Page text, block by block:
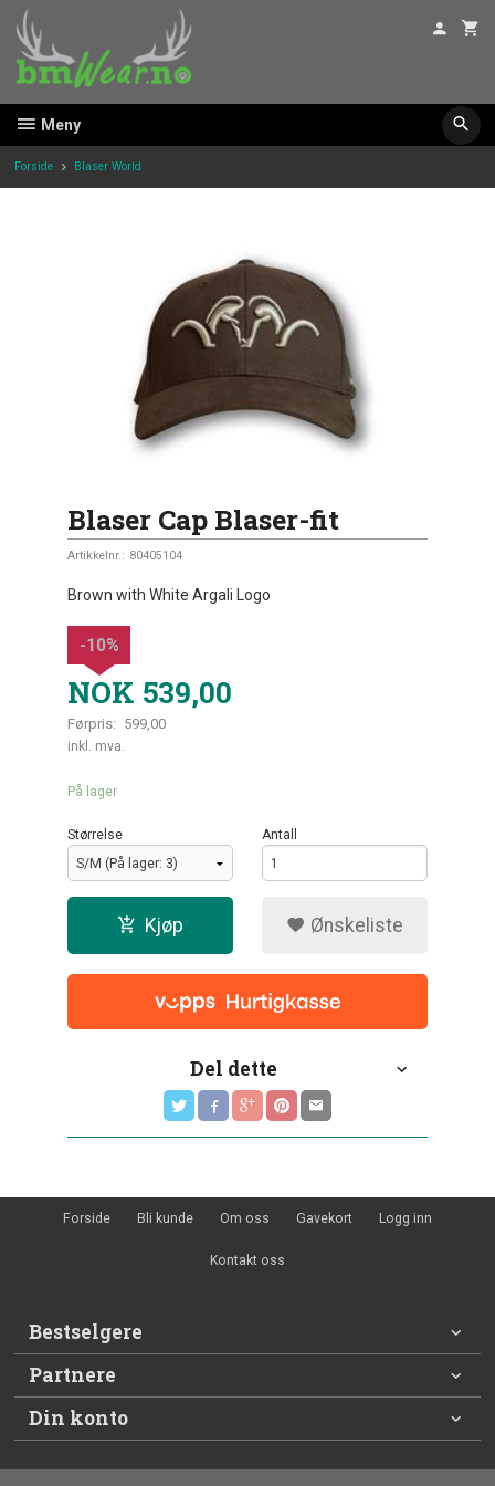
innholdet
Meny
Forside Blaser World
Blaser Cap Blaser-fit
Artikkelnr.: 80405104
Brown with White Argali Logo
NOK 539,00
Førpris: 599,00
Rabatt
-10%
inkl. mva.
På lager
Størrelse Antall
Kjøp Ønskeliste
Del dette
Forside Bli kunde Om oss Gavekort Logg inn
Kontakt oss
Bestselgere
Partnere
Din konto